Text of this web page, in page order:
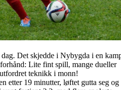
Det skjedde i Nybygda i en
Lite fint spill, mange dueller
teknikk i monn!
etter 19 minutter, løftet gutta seg og